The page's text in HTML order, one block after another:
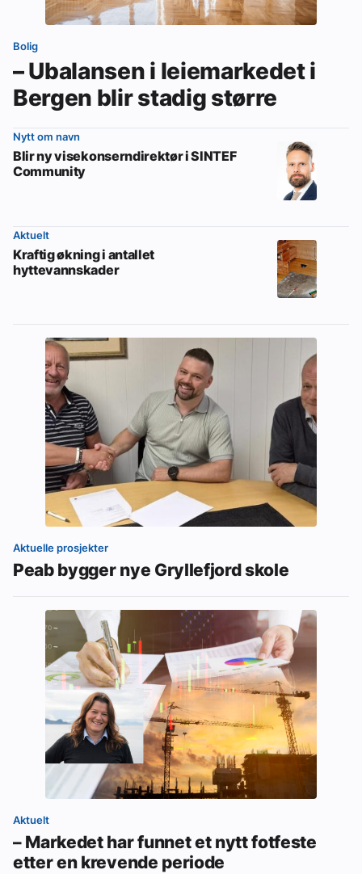
Bolig
– Ubalansen i leiemarkedet i
Bergen blir stadig større
Nytt om navn
Blir ny visekonserndirektør i SINTEF
Community
Aktuelt
Kraftig økning i antallet
hyttevannskader
Aktuelle prosjekter
Peab bygger nye Gryllefjord skole
Aktuelt
– Markedet har funnet et nytt fotfeste
etter en krevende periode